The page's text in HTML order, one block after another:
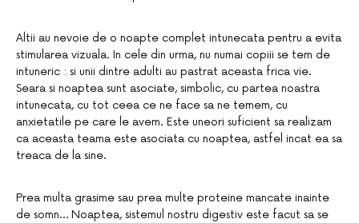
Altii au nevoie de o noapte complet intunecata pentru a evita
stimularea vizuala. In cele din urma, nu numai copiii se tem de
intuneric : si unii dintre adulti au pastrat aceasta frica vie.
Seara si noaptea sunt asociate, simbolic, cu partea noastra
intunecata, cu tot ceea ce ne face sa ne temem, cu
anxietatile pe care le avem. Este uneori suficient sa realizam
ca aceasta teama este asociata cu noaptea, astfel incat ea sa
treaca de la sine.
Prea multa grasime sau prea multe proteine mancate inainte
de somn… Noaptea, sistemul nostru digestiv este facut sa se